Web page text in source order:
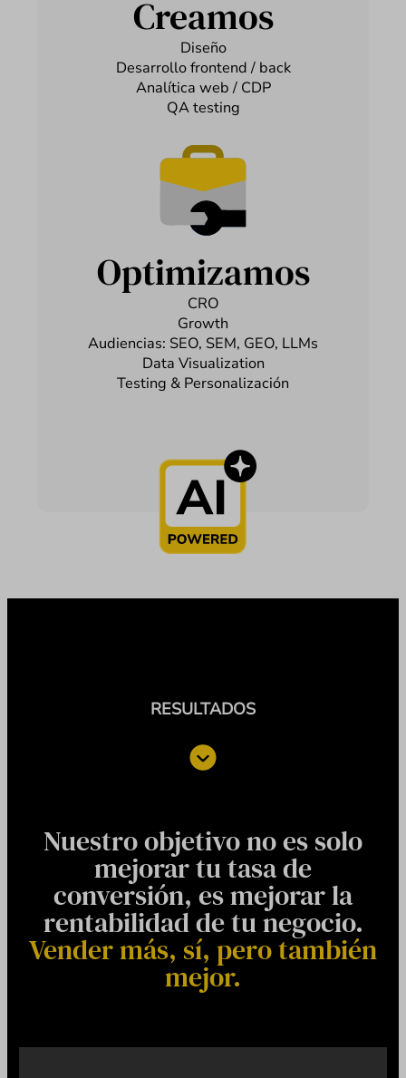
Creamos
Diseño
Desarrollo frontend / back
Analítica web / CDP
QA testing
Optimizamos
CRO
Growth
Audiencias: SEO, SEM, GEO, LLMs
Data Visualization
Testing & Personalización
RESULTADOS
Nuestro objetivo no es solo
mejorar tu tasa de
conversión, es mejorar la
rentabilidad de tu negocio.
Vender más, sí, pero también
mejor.